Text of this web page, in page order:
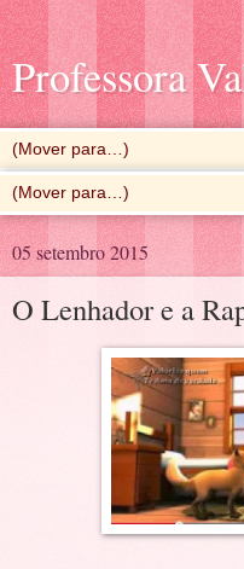
Professora
05 setembro 2015
O Lenhador e a